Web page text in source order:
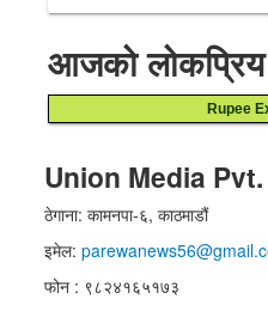
आजको लोकप्रिय
Rupee
Union Media
ठेगाना: कामनपा-६, काठमाडौं
इमेल:
फोन : ९८२४१६५१७३